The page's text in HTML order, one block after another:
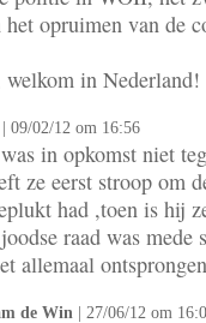
opruimen van de
welkom in Nederland!
| 09/02/12 om 16:56
in opkomst niet
ze eerst stroop om
had ,toen is hij
raad was mede
allemaal
de Win | 27/06/12 om